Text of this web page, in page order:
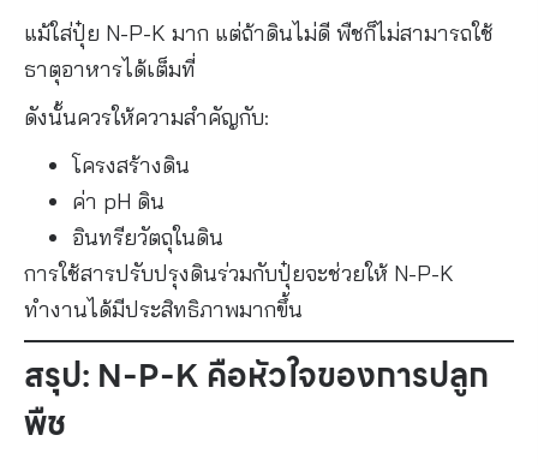
แม้ใส่ปุ๋ย N-P-K มาก แต่ถ้าดินไม่ดี พืชก็ไม่สามารถใช้
ธาตุอาหารได้เต็มที่
ดังนั้นควรให้ความสำคัญกับ:
โครงสร้างดิน
ค่า pH ดิน
อินทรียวัตถุในดิน
การใช้สารปรับปรุงดินร่วมกับปุ๋ยจะช่วยให้ N-P-K
ทำงานได้มีประสิทธิภาพมากขึ้น
สรุป: N-P-K คือหัวใจของการปลูก
พืช